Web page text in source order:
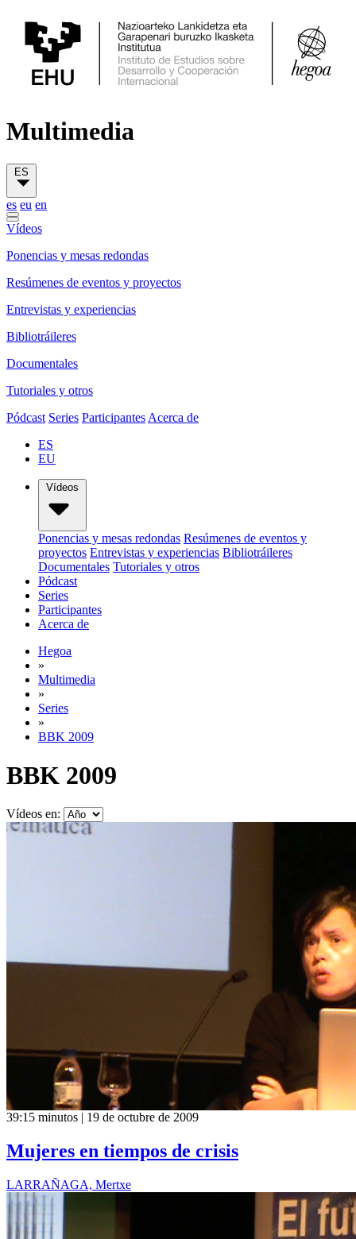
Multimedia
ES
es eu en
Vídeos
Ponencias y mesas redondas
Resúmenes de eventos y proyectos
Entrevistas y experiencias
Bibliotráileres
Documentales
Tutoriales y otros
Pódcast Series Participantes Acerca de
ES
EU
Vídeos
Ponencias y mesas redondas Resúmenes de eventos y
proyectos Entrevistas y experiencias Bibliotráileres
Documentales Tutoriales y otros
Pódcast
Series
Participantes
Acerca de
Hegoa
»
Multimedia
»
Series
»
BBK 2009
BBK 2009
Vídeos en:
39:15 minutos | 19 de octubre de 2009
Mujeres en tiempos de crisis
LARRAÑAGA, Mertxe